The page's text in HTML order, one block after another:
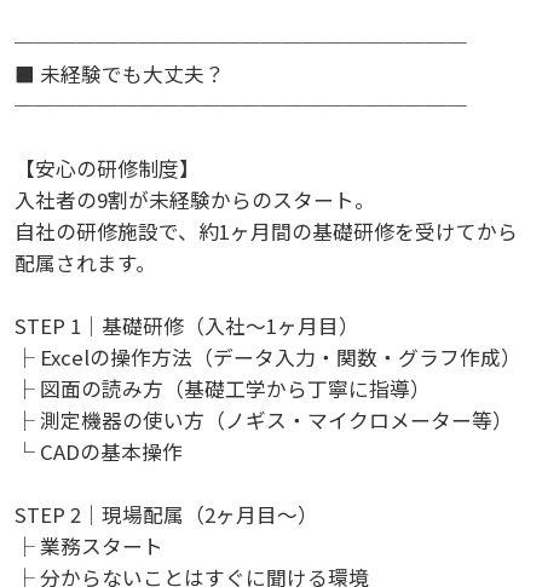
──────────────────────
■ 未経験でも大丈夫？
──────────────────────
【安心の研修制度】
入社者の9割が未経験からのスタート。
自社の研修施設で、約1ヶ月間の基礎研修を受けてから
配属されます。
STEP 1｜基礎研修（入社～1ヶ月目）
├ Excelの操作方法（データ入力・関数・グラフ作成）
├ 図面の読み方（基礎工学から丁寧に指導）
├ 測定機器の使い方（ノギス・マイクロメーター等）
└ CADの基本操作
STEP 2｜現場配属（2ヶ月目～）
├ 業務スタート
├ 分からないことはすぐに聞ける環境